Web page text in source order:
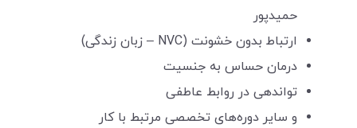
حمیدپور
ارتباط بدون خشونت (NVC – زبان زندگی)
درمان حساس به جنسیت
تواندهی در روابط عاطفی
و سایر دوره‌های تخصصی مرتبط با کار